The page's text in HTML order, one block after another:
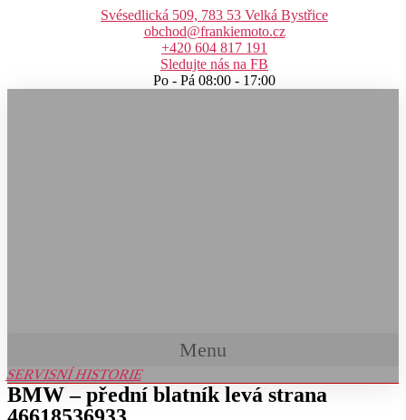
Svésedlická 509, 783 53 Velká Bystřice
obchod@frankiemoto.cz
+420 604 817 191
Sledujte nás na FB
Po - Pá 08:00 - 17:00
Menu
SERVISNÍ HISTORIE
BMW – přední blatník levá strana